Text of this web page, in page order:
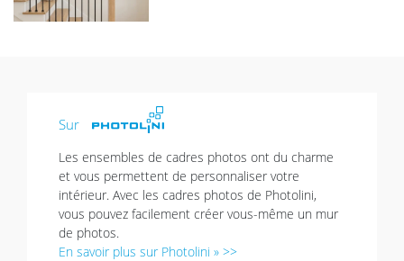
Sur
Les ensembles de cadres photos ont du charme
et vous permettent de personnaliser votre
intérieur. Avec les cadres photos de Photolini,
vous pouvez facilement créer vous-même un mur
de photos.
En savoir plus sur Photolini » >>